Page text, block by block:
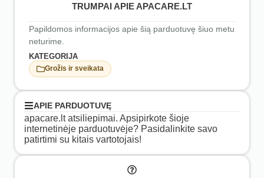
TRUMPAI APIE APACARE.LT
Papildomos informacijos apie šią parduotuvę šiuo metu
neturime.
KATEGORIJA
Grožis ir sveikata
APIE PARDUOTUVĘ
apacare.lt atsiliepimai. Apsipirkote šioje
internetinėje parduotuvėje? Pasidalinkite savo
patirtimi su kitais vartotojais!